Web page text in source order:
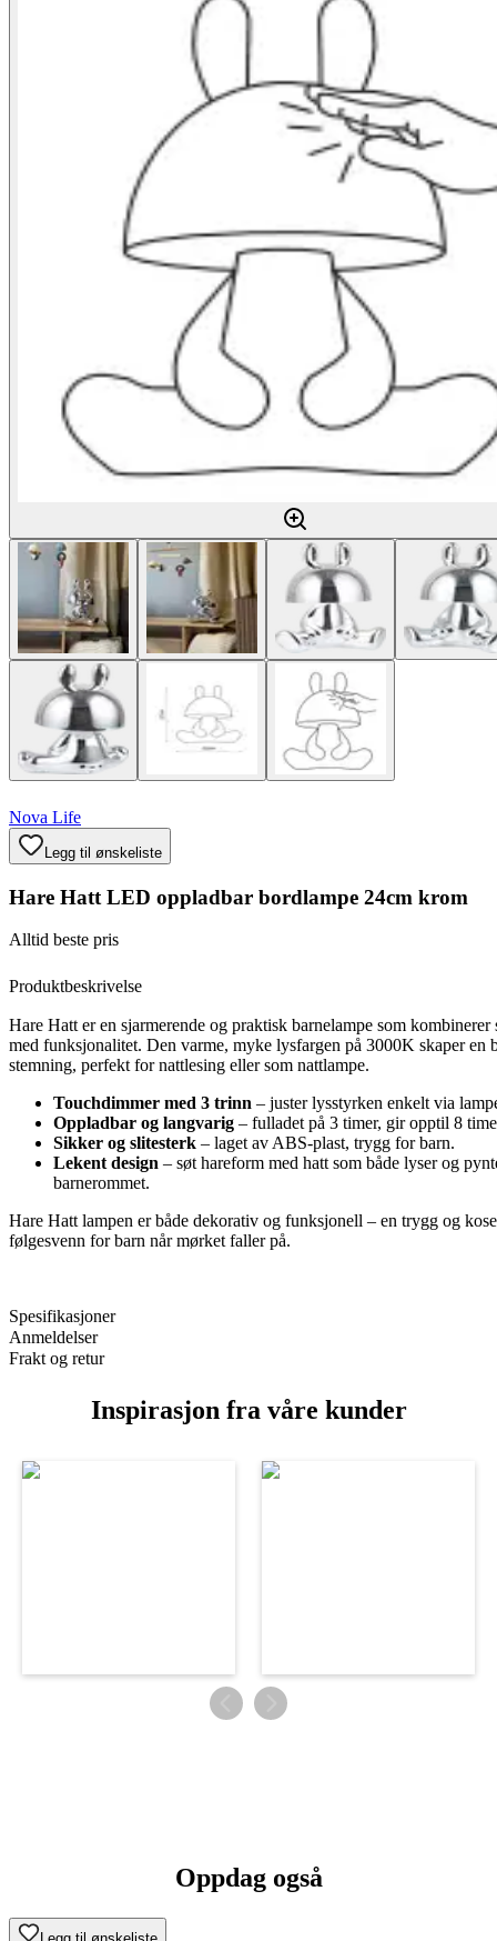
Nova Life
Legg til ønskeliste
Hare Hatt LED oppladbar bordlampe 24cm krom
Alltid beste pris
Produktbeskrivelse
Hare Hatt er en sjarmerende og praktisk barnelampe som kombinerer
med funksjonalitet. Den varme, myke lysfargen på 3000K skaper en
stemning, perfekt for nattlesing eller som nattlampe.
Touchdimmer med 3 trinn – juster lysstyrken enkelt via
Oppladbar og langvarig – fulladet på 3 timer, gir opptil 8
Sikker og slitesterk – laget av ABS-plast, trygg for barn.
Lekent design – søt hareform med hatt som både lyser og
barnerommet.
Hare Hatt lampen er både dekorativ og funksjonell – en trygg og
følgesvenn for barn når mørket faller på.
Spesifikasjoner
Anmeldelser
Frakt og retur
Inspirasjon fra våre kunder
Oppdag også